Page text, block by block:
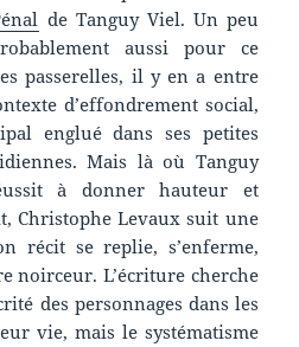
de Tanguy Viel. Un peu
aussi pour ce
passerelles, il y en a entre
d’effondrement social,
englué dans ses petites
Mais là où Tanguy
à donner hauteur et
Christophe Levaux suit une
récit se replie, s’enferme,
noirceur. L’écriture cherche
des personnages dans les
vie, mais le systématisme